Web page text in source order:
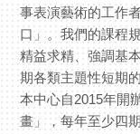
事表演藝術的工作
口」。我們的課程
精益求精、強調基
期各類主題性短期
本中心自2015年開
畫」，每年至少四